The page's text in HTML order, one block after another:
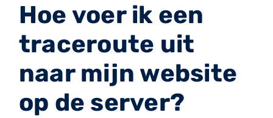
Hoe voer ik een
traceroute uit
naar mijn website
op de server?